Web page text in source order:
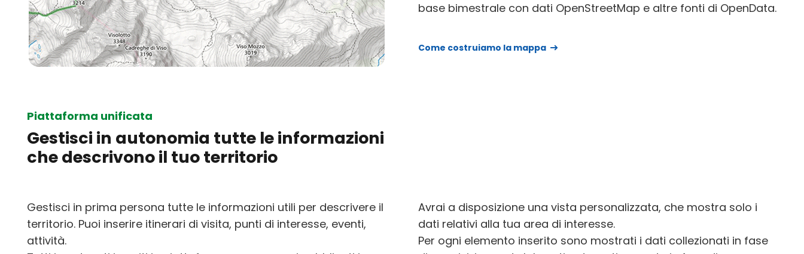
base bimestrale con dati OpenStreetMap e altre fonti di OpenData.
Come costruiamo la mappa
Piattaforma unificata
Gestisci in autonomia tutte le informazioni
che descrivono il tuo territorio
Gestisci in prima persona tutte le informazioni utili per descrivere il
territorio. Puoi inserire itinerari di visita, punti di interesse, eventi,
attività.
Avrai a disposizione una vista personalizzata, che mostra solo i
dati relativi alla tua area di interesse.
Per ogni elemento inserito sono mostrati i dati collezionati in fase